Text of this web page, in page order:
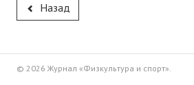
ТАКОВА СПОРТИВНАЯ ЖИЗНЬ
КОНТАКТЫ
Назад
© 2026 Журнал «Физкультура и спорт».